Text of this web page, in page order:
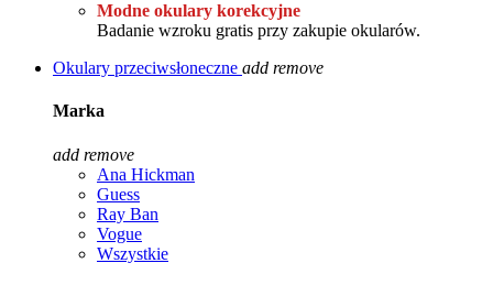
Modne okulary korekcyjne
Badanie wzroku gratis przy zakupie okularów.
Okulary przeciwsłoneczne add remove
Marka
add remove
Ana Hickman
Guess
Ray Ban
Vogue
Wszystkie